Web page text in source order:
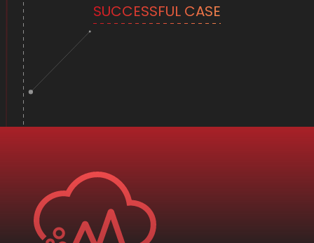
SUCCESSFUL CASE